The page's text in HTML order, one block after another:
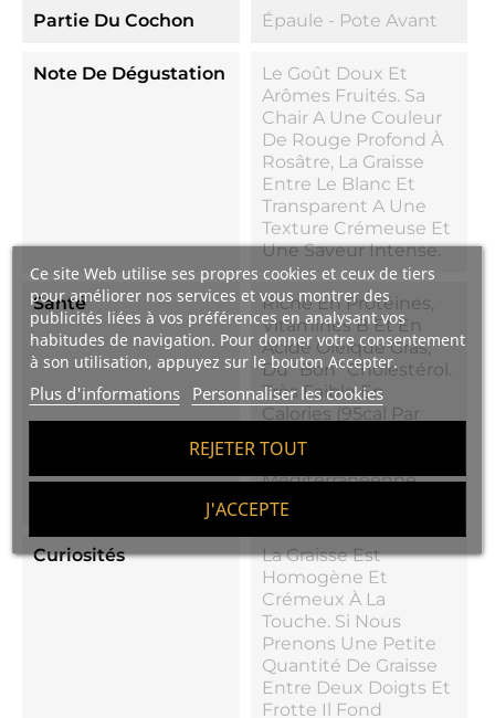
Ce site Web utilise ses propres cookies et ceux de tiers
pour améliorer nos services et vous montrer des
publicités liées à vos préférences en analysant vos
habitudes de navigation. Pour donner votre consentement
à son utilisation, appuyez sur le bouton Accepter.
Plus d'informations Personnaliser les cookies
REJETER TOUT
J'ACCEPTE
Partie Du Cochon Épaule - Pote Avant
Note De Dégustation
Le Goût Doux Et
Arômes Fruités. Sa
Chair A Une Couleur
De Rouge Profond À
Rosâtre, La Graisse
Entre Le Blanc Et
Transparent A Une
Texture Crémeuse Et
Une Saveur Intense.
Santé
Riche En Protéines,
Vitamines B Et En
Acide Oléique Gras,
Du “bon” Cholestérol.
Très Faible En
Calories (95cal Par
La Diète
Méditerranéenne,
100% Saine
Curiosités
La Graisse Est
Homogène Et
Crémeux À La
Touche. Si Nous
Prenons Une Petite
Quantité De Graisse
Entre Deux Doigts Et
Frotte Il Fond